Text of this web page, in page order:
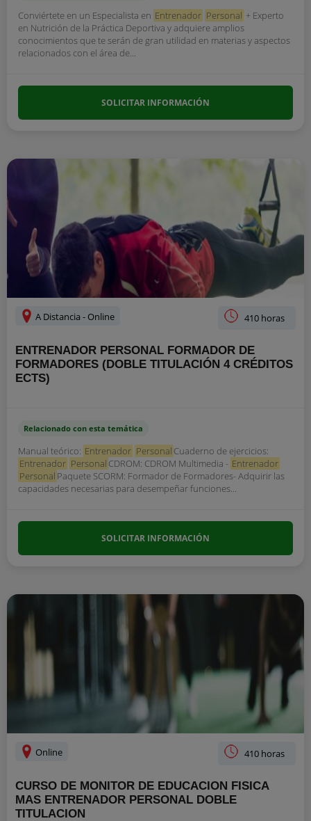
Conviértete en un Especialista en Entrenador Personal + Experto
en Nutrición de la Práctica Deportiva y adquiere amplios
conocimientos que te serán de gran utilidad en materias y aspectos
relacionados con el área de...
SOLICITAR INFORMACIÓN
A Distancia - Online 410 horas
ENTRENADOR PERSONAL FORMADOR DE
FORMADORES (DOBLE TITULACIÓN 4 CRÉDITOS
ECTS)
Relacionado con esta temática
Manual teórico: Entrenador Personal Cuaderno de ejercicios:
Entrenador Personal CDROM: CDROM Multimedia - Entrenador
Personal Paquete SCORM: Formador de Formadores- Adquirir las
capacidades necesarias para desempeñar funciones...
SOLICITAR INFORMACIÓN
Online 410 horas
CURSO DE MONITOR DE EDUCACION FISICA
MAS ENTRENADOR PERSONAL DOBLE
TITULACION